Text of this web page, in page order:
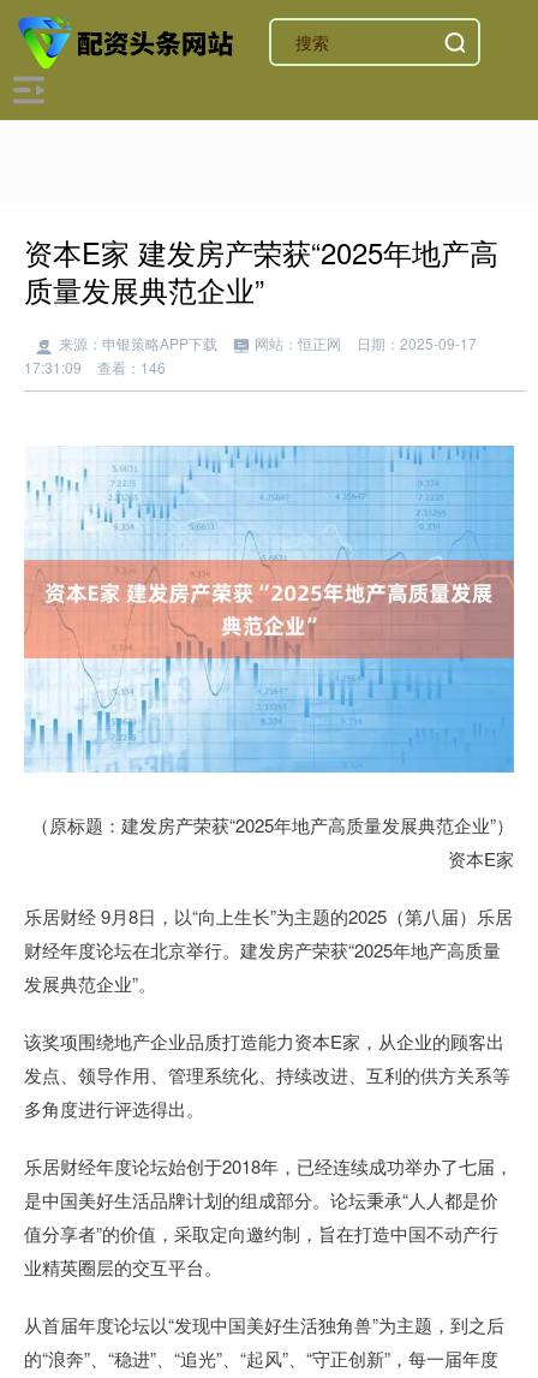
资本E家 建发房产荣获“2025年地产高
质量发展典范企业”
来源：申银策略APP下载 网站：恒正网
日期：2025-09-17
17:31:09
查看：146
（原标题：建发房产荣获“2025年地产高质量发展典范企业”）
资本E家
乐居财经 9月8日，以“向上生长”为主题的2025（第八届）乐居
财经年度论坛在北京举行。建发房产荣获“2025年地产高质量
发展典范企业”。
该奖项围绕地产企业品质打造能力资本E家，从企业的顾客出
发点、领导作用、管理系统化、持续改进、互利的供方关系等
多角度进行评选得出。
乐居财经年度论坛始创于2018年，已经连续成功举办了七届，
是中国美好生活品牌计划的组成部分。论坛秉承“人人都是价
值分享者”的价值，采取定向邀约制，旨在打造中国不动产行
业精英圈层的交互平台。
从首届年度论坛以“发现中国美好生活独角兽”为主题，到之后
的“浪奔”、“稳进”、“追光”、“起风”、“守正创新”，每一届年度